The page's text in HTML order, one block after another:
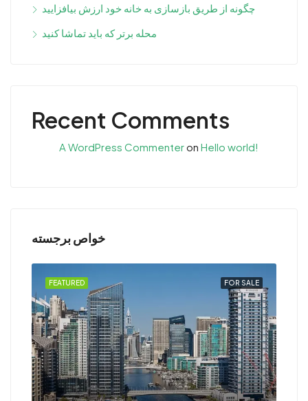
چگونه از طریق بازسازی به خانه خود ارزش بیافزایید
محله برتر که باید تماشا کنید
Recent Comments
A WordPress Commenteron Hello world!
خواص برجسته
FOR SALE
FEATURED